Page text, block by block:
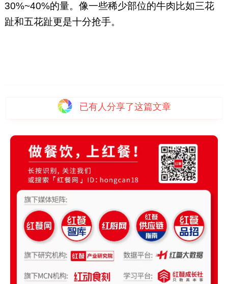
30%~40%的量。像一些稀少部位的牛肉比如三花
趾和五花趾更是十分抢手。
已有 人分享了这篇文章